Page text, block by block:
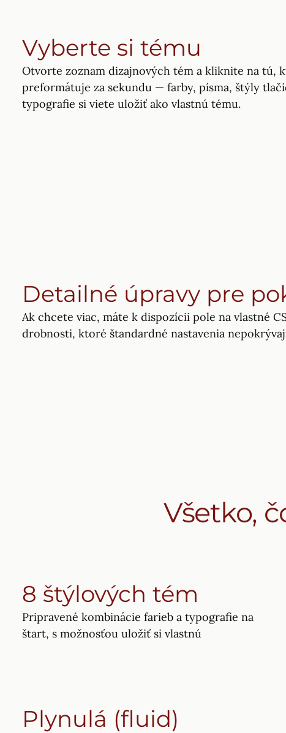
Vyberte si tému
Otvorte zoznam dizajnových tém a kliknite na tú,
preformátuje za sekundu — farby, písma, štýly
typografie si viete uložiť ako vlastnú tému.
Detailné úpravy pre
Ak chcete viac, máte k dispozícii pole na vlastné
drobnosti, ktoré štandardné nastavenia
Všetko,
8 štýlových tém
Pripravené kombinácie farieb a typografie na
štart, s možnosťou uložiť si vlastnú
Plynulá (fluid)